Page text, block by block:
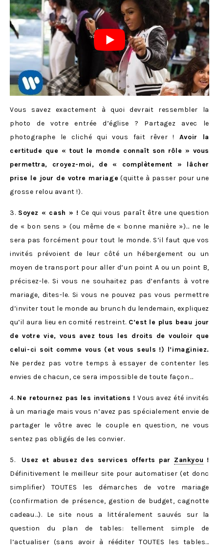
Vous savez exactement à quoi devrait ressembler la
photo de votre entrée d’église ? Partagez avec le
photographe le cliché qui vous fait rêver ! Avoir la
certitude que « tout le monde connaît son rôle » vous
permettra, croyez-moi, de « complètement » lâcher
prise le jour de votre mariage (quitte à passer pour une
grosse relou avant !).
3. Soyez « cash » ! Ce qui vous paraît être une question
de « bon sens » (ou même de « bonne manière »)… ne le
sera pas forcément pour tout le monde. S’il faut que vos
invités prévoient de leur côté un hébergement ou un
moyen de transport pour aller d’un point A ou un point B,
précisez-le. Si vous ne souhaitez pas d’enfants à votre
mariage, dites-le. Si vous ne pouvez pas vous permettre
d’inviter tout le monde au brunch du lendemain, expliquez
qu’il aura lieu en comité restreint. C’est le plus beau jour
de votre vie, vous avez tous les droits de vouloir que
celui-ci soit comme vous (et vous seuls !) l’imaginiez.
Ne perdez pas votre temps à essayer de contenter les
envies de chacun, ce sera impossible de toute façon…
4. Ne retournez pas les invitations ! Vous avez été invités
à un mariage mais vous n’avez pas spécialement envie de
partager le vôtre avec le couple en question, ne vous
sentez pas obligés de les convier.
5. Usez et abusez des services offerts par Zankyou !
Définitivement le meilleur site pour automatiser (et donc
simplifier) TOUTES les démarches de votre mariage
(confirmation de présence, gestion de budget, cagnotte
cadeau…). Le site nous a littéralement sauvés sur la
question du plan de tables: tellement simple de
l’actualiser (sans avoir à rééditer TOUTES les tables…